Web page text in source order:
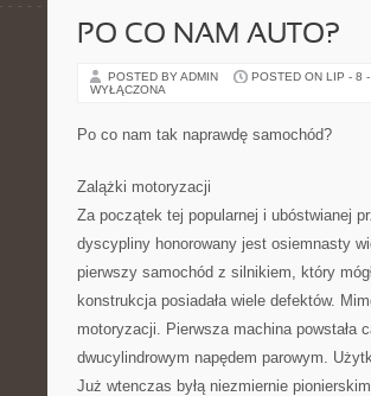
PO CO NAM AUTO?
POSTED BY ADMIN POSTED ON LIP - 8
WYŁĄCZONA
Po co nam tak naprawdę samochód?
Zalążki motoryzacji
Za początek tej popularnej i ubóstwianej
dyscypliny honorowany jest osiemnasty
pierwszy samochód z silnikiem, który
konstrukcja posiadała wiele defektów.
motoryzacji. Pierwsza machina powstała
dwucylindrowym napędem parowym.
Już wtenczas byłą niezmiernie